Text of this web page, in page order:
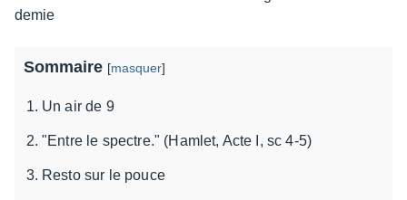
Sommaire [masquer]
Un air de 9
"Entre le spectre." (Hamlet, Acte I, sc 4-5)
Resto sur le pouce